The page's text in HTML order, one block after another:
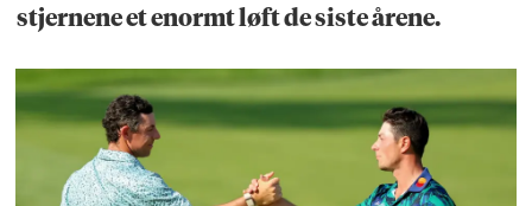
stjernene et enormt løft de siste årene.